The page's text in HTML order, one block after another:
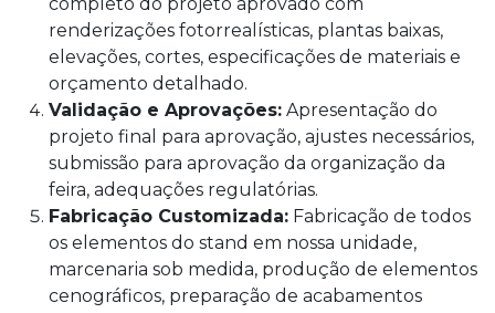
renderizações fotorrealísticas, plantas baixas,
elevações, cortes, especificações de materiais e
orçamento detalhado.
Validação e Aprovações: Apresentação do
projeto final para aprovação, ajustes necessários,
submissão para aprovação da organização da
feira, adequações regulatórias.
Fabricação Customizada: Fabricação de todos
os elementos do stand em nossa unidade,
marcenaria sob medida, produção de elementos
cenográficos, preparação de acabamentos